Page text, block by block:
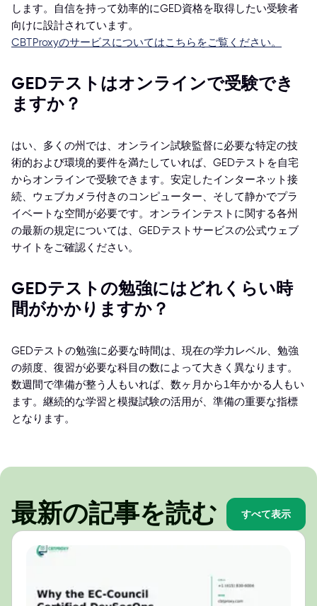
します。自信を持って効率的にGED資格を取得したい受験者
向けに設計されています。
CBTProxyのサービスについてはこちらをご覧ください。
GEDテストはオンラインで受験でき
ますか？
はい、多くの州では、オンライン試験監督に必要な特定の技
術的および環境的要件を満たしていれば、GEDテストを自宅
からオンラインで受験できます。安定したインターネット接
続、ウェブカメラ付きのコンピューター、そして静かでプラ
イベートな空間が必要です。オンラインテストに関する各州
の最新の規定については、GEDテストサービスの公式ウェブ
サイトをご確認ください。
GEDテストの勉強にはどれくらい時
間がかかりますか？
GEDテストの勉強に必要な時間は、現在の学力レベル、勉強
の頻度、復習が必要な科目の数によって大きく異なります。
数週間で準備が整う人もいれば、数ヶ月から1年かかる人もい
ます。継続的な学習と模擬試験の活用が、準備の重要な指標
となります。
最新の記事を読む すべて表示